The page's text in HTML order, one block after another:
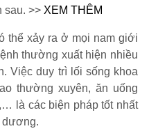
sau. >> XEM THÊM
xảy ra ở mọi nam giới
thường xuất hiện nhiều
Việc duy trì lối sống khoa
thường xuyên, ăn uống
là các biện pháp tốt nhất
dương.